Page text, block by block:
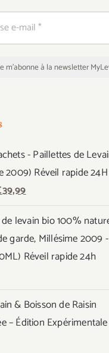
- Paillettes de
2009) Réveil rapide 24H
:
39,99Le
actuel
est :
€39,99.
levain bio 100%
garde, Millésime 2009 -
Réveil rapide 24h
& Boisson de Raisin
– Édition Expérimentale